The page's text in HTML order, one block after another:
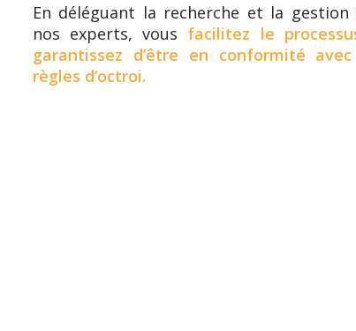
En déléguant la recherche et la gestion
nos experts, vous facilitez le
garantissez d’être en conformité
règles d’octroi.